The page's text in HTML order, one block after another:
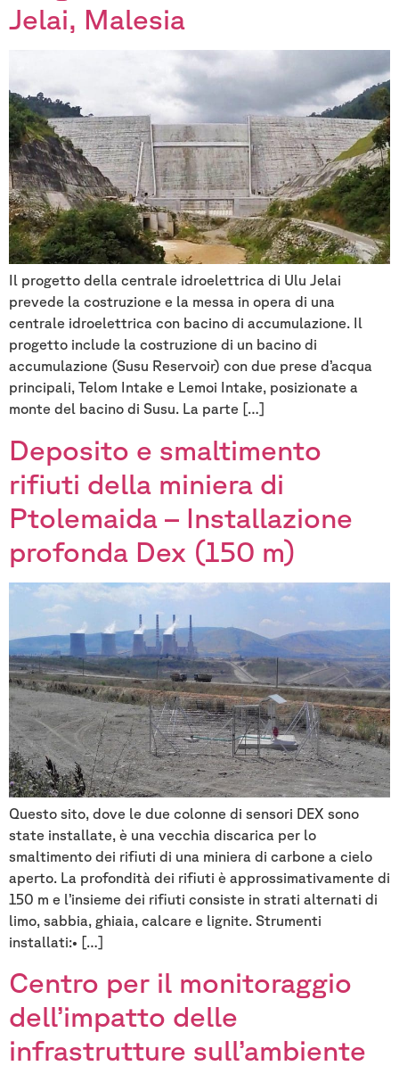
Jelai, Malesia
Il progetto della centrale idroelettrica di Ulu Jelai
prevede la costruzione e la messa in opera di una
centrale idroelettrica con bacino di accumulazione. Il
progetto include la costruzione di un bacino di
accumulazione (Susu Reservoir) con due prese d’acqua
principali, Telom Intake e Lemoi Intake, posizionate a
monte del bacino di Susu. La parte […]
Deposito e smaltimento
rifiuti della miniera di
Ptolemaida – Installazione
profonda Dex (150 m)
Questo sito, dove le due colonne di sensori DEX sono
state installate, è una vecchia discarica per lo
smaltimento dei rifiuti di una miniera di carbone a cielo
aperto. La profondità dei rifiuti è approssimativamente di
150 m e l’insieme dei rifiuti consiste in strati alternati di
limo, sabbia, ghiaia, calcare e lignite. Strumenti
installati:• […]
Centro per il monitoraggio
dell’impatto delle
infrastrutture sull’ambiente